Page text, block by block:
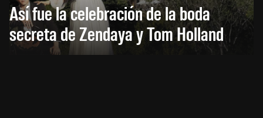
Así fue la celebración de la boda
secreta de Zendaya y Tom Holland